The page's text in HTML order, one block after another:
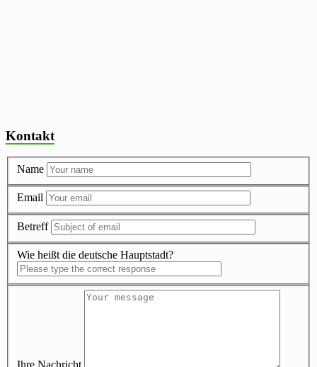
Kontakt
Name
Email
Betreff
Wie heißt die deutsche Hauptstadt?